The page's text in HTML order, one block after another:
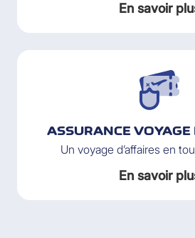
En savoir
ASSURANCE VOYAGE
Un voyage d’affaires en
En savoir